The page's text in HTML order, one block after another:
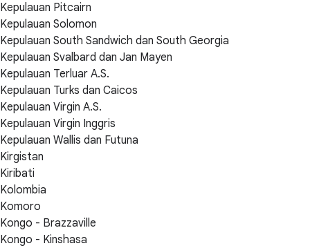
Kepulauan Pitcairn
Kepulauan Solomon
Kepulauan South Sandwich dan South Georgia
Kepulauan Svalbard dan Jan Mayen
Kepulauan Terluar A.S.
Kepulauan Turks dan Caicos
Kepulauan Virgin A.S.
Kepulauan Virgin Inggris
Kepulauan Wallis dan Futuna
Kirgistan
Kiribati
Kolombia
Komoro
Kongo - Brazzaville
Kongo - Kinshasa